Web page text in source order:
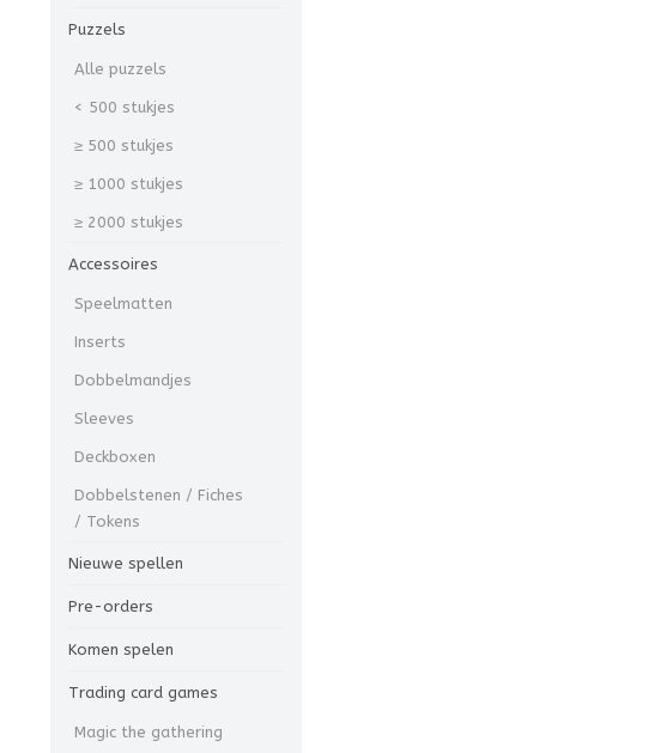
Puzzels
Alle puzzels
< 500 stukjes
≥ 500 stukjes
≥ 1000 stukjes
≥ 2000 stukjes
Accessoires
Speelmatten
Inserts
Dobbelmandjes
Sleeves
Deckboxen
Dobbelstenen / Fiches
/ Tokens
Nieuwe spellen
Pre-orders
Komen spelen
Trading card games
Magic the gathering